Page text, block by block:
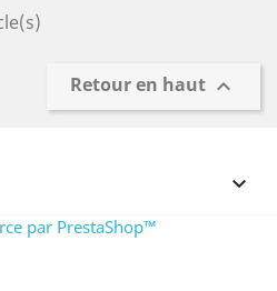
Retour en haut 

par PrestaShop™